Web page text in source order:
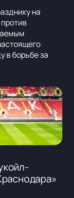
на
в борьбе за